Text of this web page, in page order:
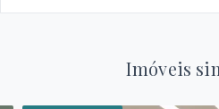
Imóveis